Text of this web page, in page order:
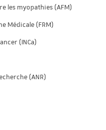
les myopathies (AFM)
Médicale (FRM)
(INCa)
(ANR)